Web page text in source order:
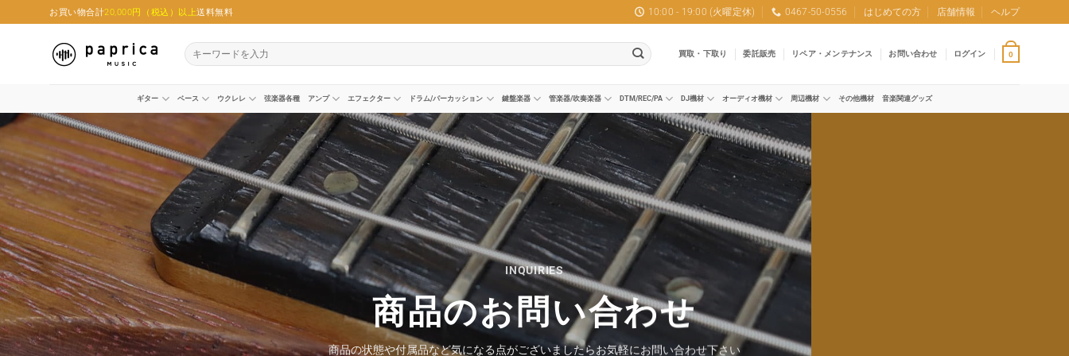
to
お買い物合計20,000円（税込）以上送料無料 10:00 - 19:00 (火曜定休) 0467-50-0556 はじめての方 店舗情報 ヘルプ
検
索
買取・下取り 委託販売 リペア・メンテナンス お問い合わせ ログイン 0
ギター ベース ウクレレ 弦楽器各種 アンプ エフェクター ドラム/パーカッション 鍵盤楽器 管楽器/吹奏楽器 DTM/REC/PA DJ機材 オーディオ機材 周辺機材 その他機材 音楽関連グッズ
INQUIRIES
商品のお問い合わせ
商品の状態や付属品など気になる点がございましたらお気軽にお問い合わせ下さい